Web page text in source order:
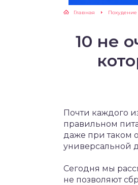
Главная Похудение
10 не
Почти каждого
правильном
даже при таком
универсальной
Сегодня мы
не позволяют